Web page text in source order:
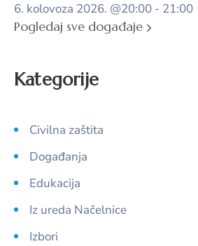
6. kolovoza 2026. @20:00 - 21:00
Pogledaj sve događaje
Kategorije
Civilna zaštita
Događanja
Edukacija
Iz ureda Načelnice
Izbori